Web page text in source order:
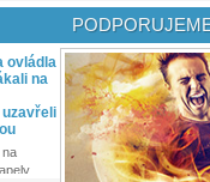
ovládla
na